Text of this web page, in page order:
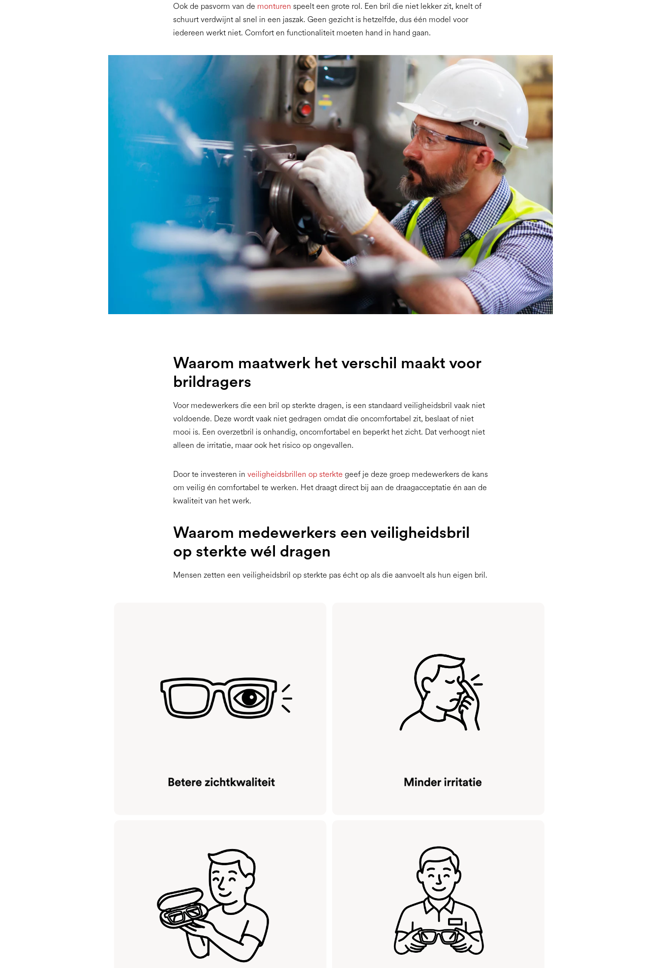
Ook de pasvorm van de monturen speelt een grote rol. Een bril die niet lekker zit, knelt of
schuurt verdwijnt al snel in een jaszak. Geen gezicht is hetzelfde, dus één model voor
iedereen werkt niet. Comfort en functionaliteit moeten hand in hand gaan.
Waarom maatwerk het verschil maakt voor
brildragers
Voor medewerkers die een bril op sterkte dragen, is een standaard veiligheidsbril vaak niet
voldoende. Deze wordt vaak niet gedragen omdat die oncomfortabel zit, beslaat of niet
mooi is. Een overzetbril is onhandig, oncomfortabel en beperkt het zicht. Dat verhoogt niet
alleen de irritatie, maar ook het risico op ongevallen.
Door te investeren in veiligheidsbrillen op sterkte geef je deze groep medewerkers de kans
om veilig én comfortabel te werken. Het draagt direct bij aan de draagacceptatie én aan de
kwaliteit van het werk.
Waarom medewerkers een veiligheidsbril
op sterkte wél dragen
Mensen zetten een veiligheidsbril op sterkte pas écht op als die aanvoelt als hun eigen bril.